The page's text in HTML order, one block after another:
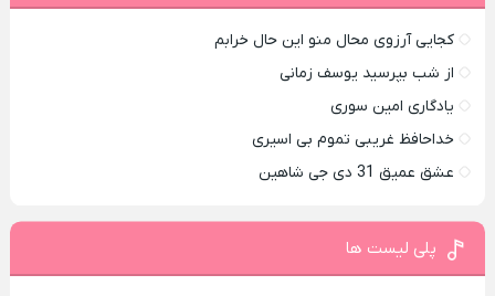
کجایی آرزوی محال منو این حال خرابم
از شب بپرسید یوسف زمانی
یادگاری امین سوری
خداحافظ غریبی تموم بی اسیری
عشق عمیق 31 دی جی شاهین
پلی لیست ها